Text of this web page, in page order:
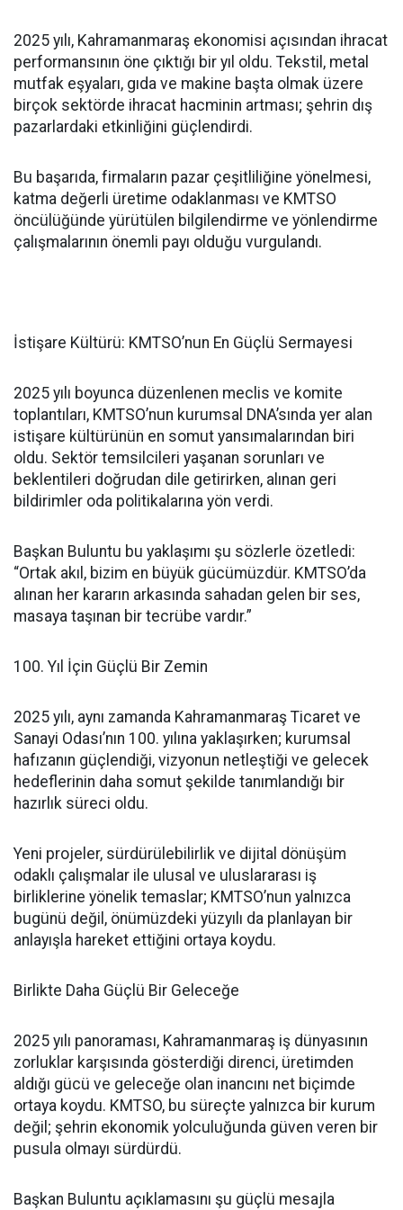
2025 yılı, Kahramanmaraş ekonomisi açısından ihracat
performansının öne çıktığı bir yıl oldu. Tekstil, metal
mutfak eşyaları, gıda ve makine başta olmak üzere
birçok sektörde ihracat hacminin artması; şehrin dış
pazarlardaki etkinliğini güçlendirdi.
Bu başarıda, firmaların pazar çeşitliliğine yönelmesi,
katma değerli üretime odaklanması ve KMTSO
öncülüğünde yürütülen bilgilendirme ve yönlendirme
çalışmalarının önemli payı olduğu vurgulandı.
İstişare Kültürü: KMTSO’nun En Güçlü Sermayesi
2025 yılı boyunca düzenlenen meclis ve komite
toplantıları, KMTSO’nun kurumsal DNA’sında yer alan
istişare kültürünün en somut yansımalarından biri
oldu. Sektör temsilcileri yaşanan sorunları ve
beklentileri doğrudan dile getirirken, alınan geri
bildirimler oda politikalarına yön verdi.
Başkan Buluntu bu yaklaşımı şu sözlerle özetledi:
“Ortak akıl, bizim en büyük gücümüzdür. KMTSO’da
alınan her kararın arkasında sahadan gelen bir ses,
masaya taşınan bir tecrübe vardır.”
100. Yıl İçin Güçlü Bir Zemin
2025 yılı, aynı zamanda Kahramanmaraş Ticaret ve
Sanayi Odası’nın 100. yılına yaklaşırken; kurumsal
hafızanın güçlendiği, vizyonun netleştiği ve gelecek
hedeflerinin daha somut şekilde tanımlandığı bir
hazırlık süreci oldu.
Yeni projeler, sürdürülebilirlik ve dijital dönüşüm
odaklı çalışmalar ile ulusal ve uluslararası iş
birliklerine yönelik temaslar; KMTSO’nun yalnızca
bugünü değil, önümüzdeki yüzyılı da planlayan bir
anlayışla hareket ettiğini ortaya koydu.
Birlikte Daha Güçlü Bir Geleceğe
2025 yılı panoraması, Kahramanmaraş iş dünyasının
zorluklar karşısında gösterdiği direnci, üretimden
aldığı gücü ve geleceğe olan inancını net biçimde
ortaya koydu. KMTSO, bu süreçte yalnızca bir kurum
değil; şehrin ekonomik yolculuğunda güven veren bir
pusula olmayı sürdürdü.
Başkan Buluntu açıklamasını şu güçlü mesajla